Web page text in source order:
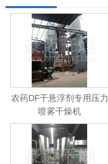
农药DF干悬浮剂专用压力
喷雾干燥机